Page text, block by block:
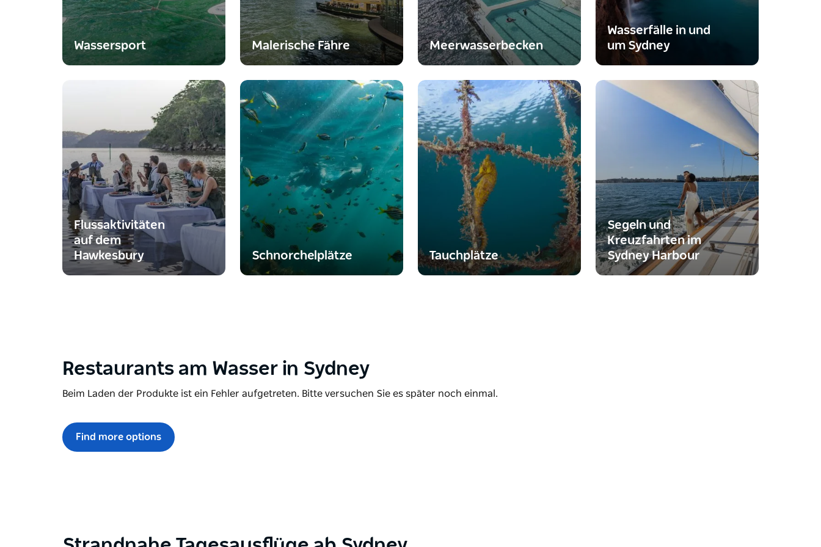
Wassersport Malerische Fähre Meerwasserbecken
Wasserfälle in und
um Sydney
Flussaktivitäten
auf dem
Hawkesbury
Schnorchelplätze Tauchplätze
Segeln und
Kreuzfahrten im
Sydney Harbour
Restaurants am Wasser in Sydney
Beim Laden der Produkte ist ein Fehler aufgetreten. Bitte versuchen Sie es später noch einmal.
Find more options